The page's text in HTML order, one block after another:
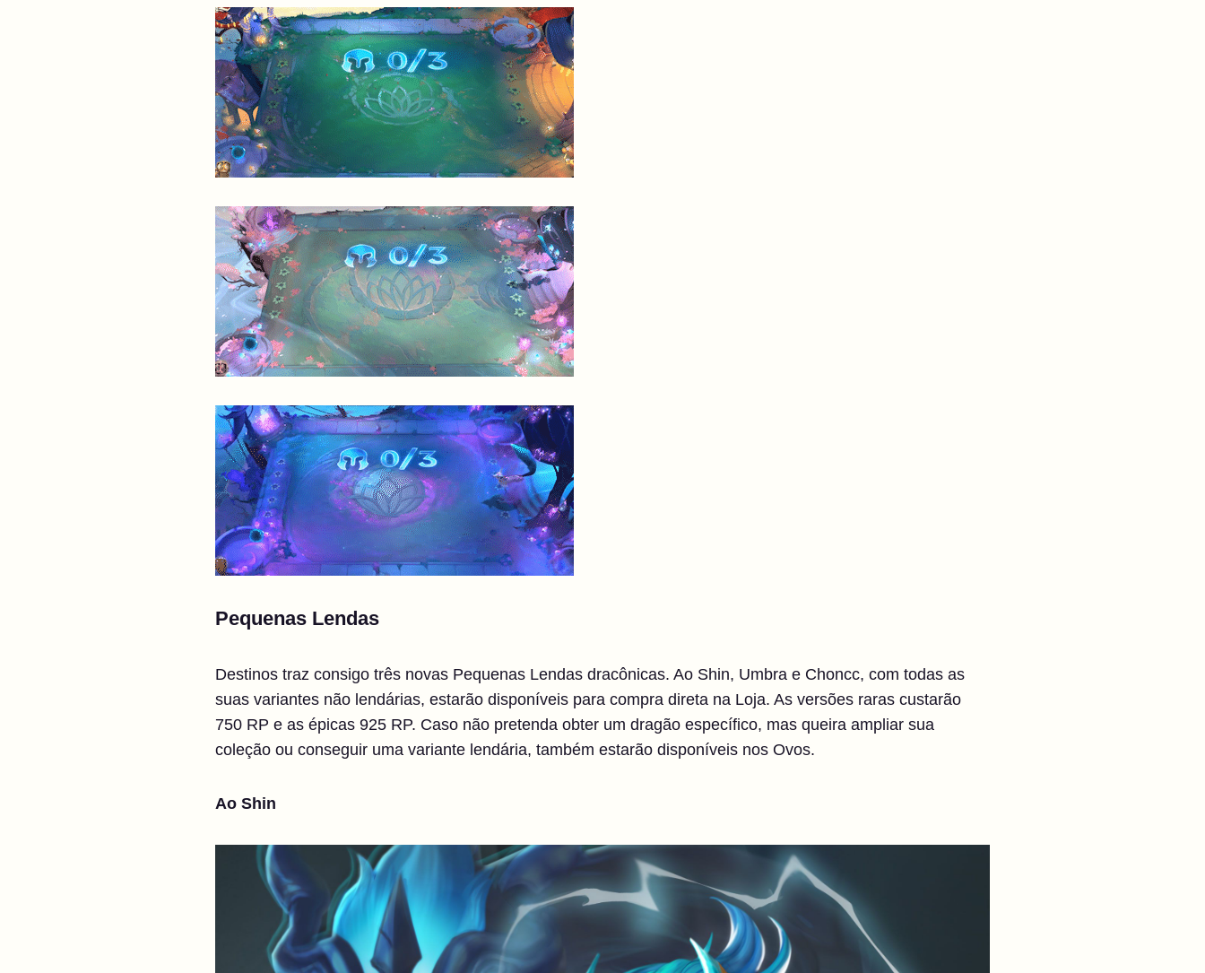
Pequenas Lendas
Destinos traz consigo três novas Pequenas Lendas dracônicas. Ao Shin, Umbra e Choncc, com todas as
suas variantes não lendárias, estarão disponíveis para compra direta na Loja. As versões raras custarão
750 RP e as épicas 925 RP. Caso não pretenda obter um dragão específico, mas queira ampliar sua
coleção ou conseguir uma variante lendária, também estarão disponíveis nos Ovos.
Ao Shin